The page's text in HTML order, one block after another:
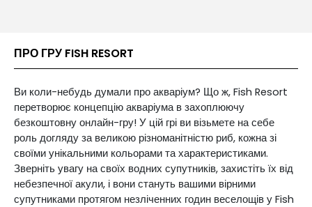
ПРО ГРУ FISH RESORT
Ви коли-небудь думали про акваріум? Що ж, Fish Resort
перетворює концепцію акваріума в захоплюючу
безкоштовну онлайн-гру! У цій грі ви візьмете на себе
роль догляду за великою різноманітністю риб, кожна зі
своїми унікальними кольорами та характеристиками.
Зверніть увагу на своїх водних супутників, захистіть їх від
небезпечної акули, і вони стануть вашими вірними
супутниками протягом незліченних годин веселощів у Fish